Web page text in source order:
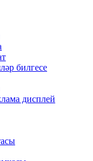
билгесе
дисплей